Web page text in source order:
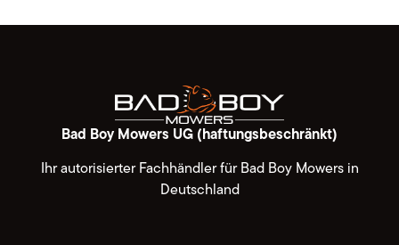
Bad Boy Mowers UG (haftungsbeschränkt)
Ihr autorisierter Fachhändler für Bad Boy Mowers in
Deutschland